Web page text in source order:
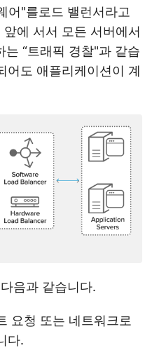
어"를로드 밸런서라고
에 서서 모든 서버에서
“트래픽 경찰"과 같습
어도 애플리케이션이 계
음과 같습니다.
요청 또는 네트워크로
다.